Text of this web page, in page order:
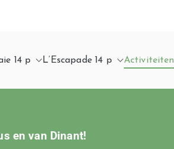
14 p L’Escapade 14 p Activiteiten
en van Dinant!